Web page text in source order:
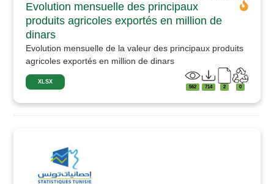
Evolution mensuelle des principaux
produits agricoles exportés en million de
dinars
Evolution mensuelle de la valeur des principaux produits
agricoles exportés en million de dinars
XLSX
562 714 2 0